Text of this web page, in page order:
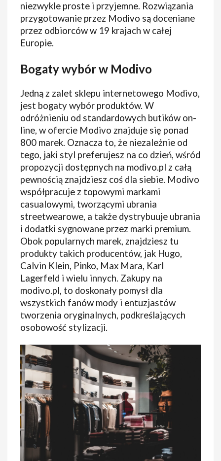
niezwykle proste i przyjemne. Rozwiązania
przygotowanie przez Modivo są doceniane
przez odbiorców w 19 krajach w całej
Europie.
Bogaty wybór w Modivo
Jedną z zalet sklepu internetowego Modivo,
jest bogaty wybór produktów. W
odróżnieniu od standardowych butików on-
line, w ofercie Modivo znajduje się ponad
800 marek. Oznacza to, że niezależnie od
tego, jaki styl preferujesz na co dzień, wśród
propozycji dostępnych na modivo.pl z całą
pewnością znajdziesz coś dla siebie. Modivo
współpracuje z topowymi markami
casualowymi, tworzącymi ubrania
streetwearowe, a także dystrybuuje ubrania
i dodatki sygnowane przez marki premium.
Obok popularnych marek, znajdziesz tu
produkty takich producentów, jak Hugo,
Calvin Klein, Pinko, Max Mara, Karl
Lagerfeld i wielu innych. Zakupy na
modivo.pl, to doskonały pomysł dla
wszystkich fanów mody i entuzjastów
tworzenia oryginalnych, podkreślających
osobowość stylizacji.